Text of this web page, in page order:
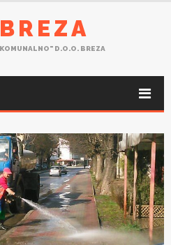
D.O.O. BREZA